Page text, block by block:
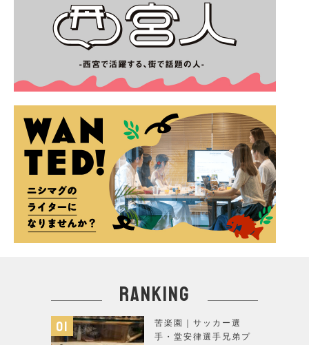
ranking
苦楽園｜サッカー選
手・堂安律選手兄弟プ